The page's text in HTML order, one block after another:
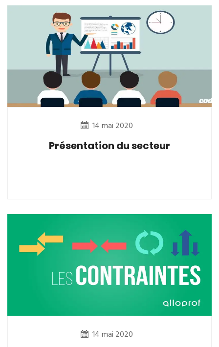
14 mai 2020
Présentation du secteur
14 mai 2020